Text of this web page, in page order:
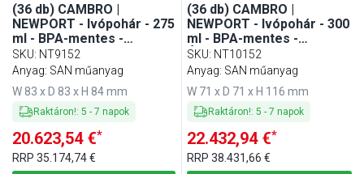
(36 db) CAMBRO |
NEWPORT - Ivópohár - 275
ml - BPA-mentes -
átlátszó
SKU: NT9152
Anyag: SAN műanyag
W 83 x D 83 x H 84 mm
Raktáron!: 5 - 7 napok
20.623,54 €*
RRP 35.174,74 €
(36 db) CAMBRO |
NEWPORT - Ivópohár - 300
ml - BPA-mentes -
Átlátszó
SKU: NT10152
Anyag: SAN műanyag
W 71 x D 71 x H 116 mm
Raktáron!:5 -7 napok
22.432,94 €*
RRP38.431,66 €